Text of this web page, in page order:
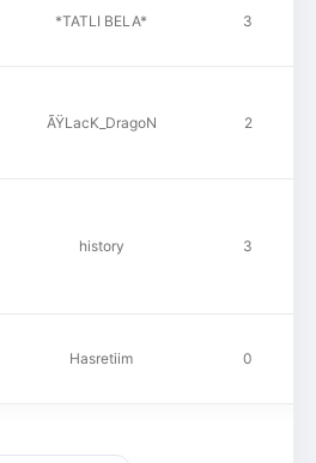
*TATLI BELA* 3
ÃŸLacK_DragoN 2
history 3
Hasretiim 0